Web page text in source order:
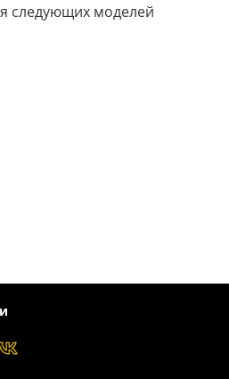
следующих моделей
/ ToLan DB1 DB3 DB5. В